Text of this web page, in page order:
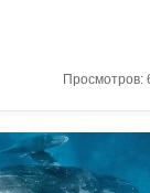
Просмотров: